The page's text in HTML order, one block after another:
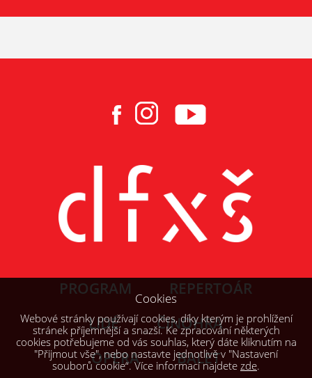
PROGRAM
REPERTOÁR
LIDÉ
ČINOHRA
OPERA
BALET
Cookies
Webové stránky používají cookies, díky kterým je prohlížení
stránek příjemnější a snazší. Ke zpracování některých
cookies potřebujeme od vás souhlas, který dáte kliknutím na
"Přijmout vše", nebo nastavte jednotlivě v "Nastavení
souborů cookie“. Více informací najdete zde.